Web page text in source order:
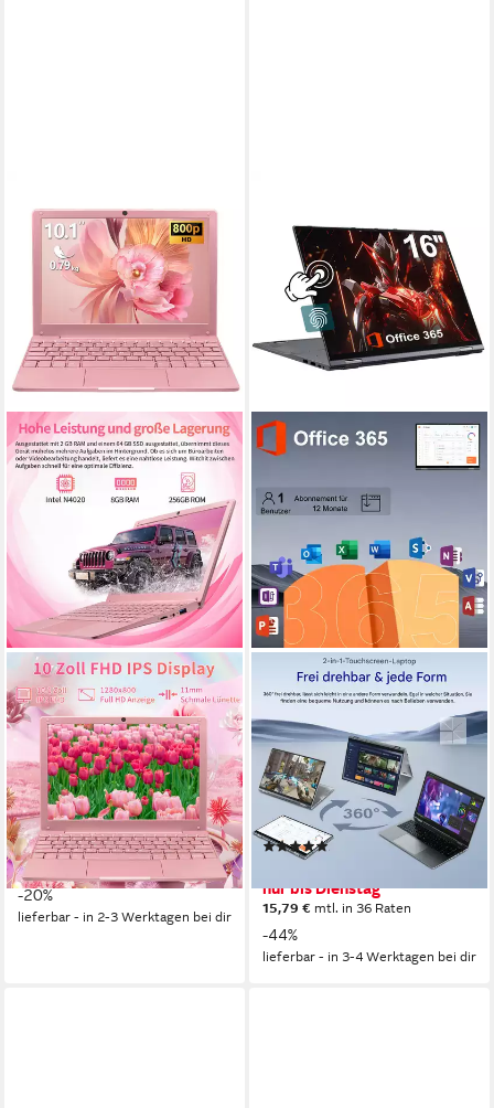
LONGEVINCE
10,1 Zoll Mini Laptop, Celeron
N4020, 8GB RAM, Ultradünn
Notebook
10,1 Zoll Bildschirmdiagonale
Intel Celeron N4020 Prozessor
8 GB Arbeitsspeicher
319,99 € UVP399,00 €
15,89 €
mtl. in 24 Raten
-20%
lieferbar - in 2-3 Werktagen bei dir
MENGHU
16 Zoll Touch-Laptop 16GB
RAM Beleuchtete DE-Tastatur
Fingerabdruck Notebook
16 Zoll Bildschirmdiagonale
16 GB Arbeitsspeicher
640 GB
Speicherkapazität
nur bis Dienstag
15,79 € mtl. in 36 Raten
-44%
lieferbar - in 3-4 Werktagen bei dir